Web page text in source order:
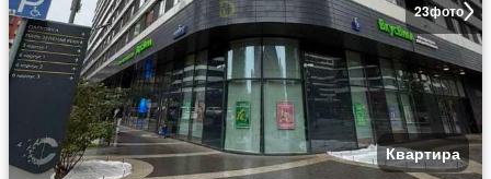
23фото
Квартира